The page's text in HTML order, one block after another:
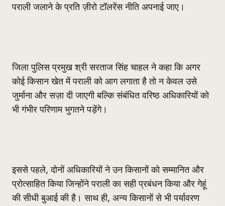
पराली जलाने के प्रति ज़ीरो टॉलरेंस नीति अपनाई जाए।
जिला पुलिस प्रमुख श्री सरताज सिंह चाहल ने कहा कि अगर
कोई किसान खेत में पराली को आग लगाता है तो न केवल उसे
जुर्माना और सज़ा दी जाएगी बल्कि संबंधित वरिष्ठ अधिकारियों को
भी गंभीर परिणाम भुगतने पड़ेंगे।
इससे पहले, दोनों अधिकारियों ने उन किसानों को सम्मानित और
प्रोत्साहित किया जिन्होंने पराली का सही प्रबंधन किया और गेहूं
की सीधी बुआई की है। साथ ही, अन्य किसानों से भी पर्यावरण